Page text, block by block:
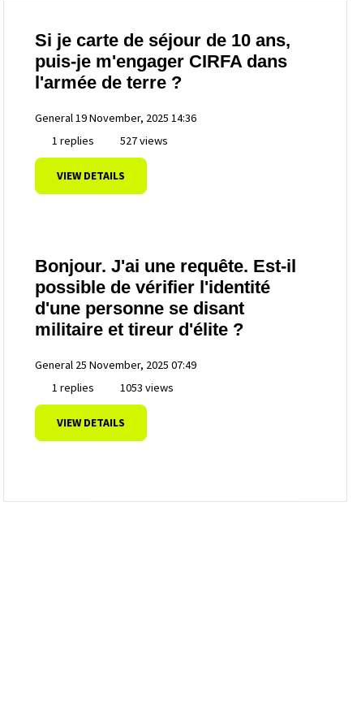
Si je carte de séjour de 10 ans,
puis-je m'engager CIRFA dans
l'armée de terre ?
General19 November, 2025 14:36
1 replies
527 views
VIEW DETAILS
Bonjour. J'ai une requête. Est-il
possible de vérifier l'identité
d'une personne se disant
militaire et tireur d'élite ?
General 25 November, 2025 07:49
1 replies
1053 views
VIEW DETAILS